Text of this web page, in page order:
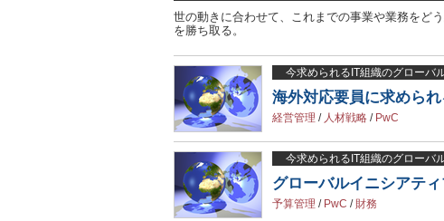
世の動きに合わせて、これまでの事業や業務をど
を勝ち取る。
今求められるIT組織のグローバ
海外対応要員に求めら
経営管理 / 人材戦略 / PwC
今求められるIT組織のグローバ
グローバルイニシアテ
予算管理 / PwC /財務